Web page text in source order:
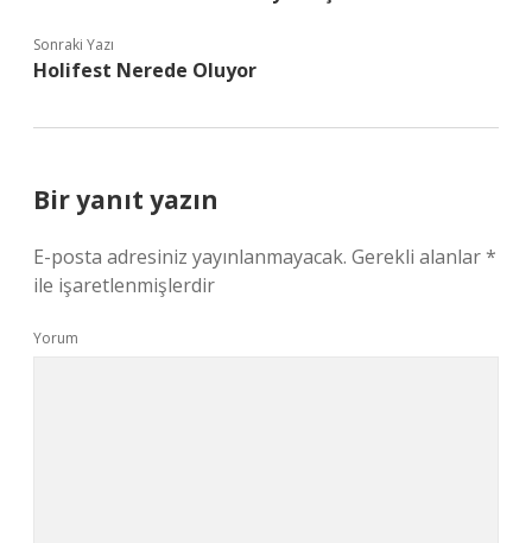
Sonraki Yazı
Holifest Nerede Oluyor
Bir yanıt yazın
E-posta adresiniz yayınlanmayacak. Gerekli alanlar*
ile işaretlenmişlerdir
Yorum